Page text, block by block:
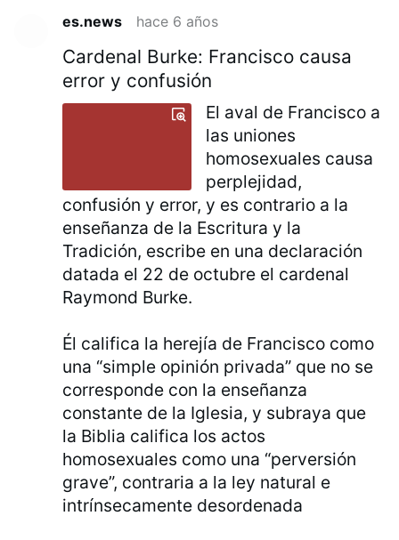
es.news hace 6 años
Cardenal Burke: Francisco causa
error y confusión
El aval de Francisco a
las uniones
homosexuales causa
perplejidad,
confusión y error, y es contrario a la
enseñanza de la Escritura y la
Tradición, escribe en una declaración
datada el 22 de octubre el cardenal
Raymond Burke.
Él califica la herejía de Francisco como
una “simple opinión privada” que no se
corresponde con la enseñanza
constante de la Iglesia, y subraya que
la Biblia califica los actos
homosexuales como una “perversión
grave”, contraria a la ley natural e
intrínsecamente desordenada